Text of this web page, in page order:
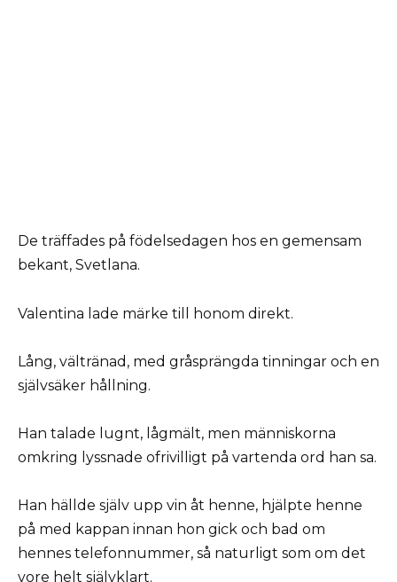
De träffades på födelsedagen hos en gemensam
bekant, Svetlana.
Valentina lade märke till honom direkt.
Lång, vältränad, med gråsprängda tinningar och en
självsäker hållning.
Han talade lugnt, lågmält, men människorna
omkring lyssnade ofrivilligt på vartenda ord han sa.
Han hällde själv upp vin åt henne, hjälpte henne
på med kappan innan hon gick och bad om
hennes telefonnummer, så naturligt som om det
vore helt självklart.